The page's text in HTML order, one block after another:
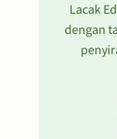
Lacak
dengan